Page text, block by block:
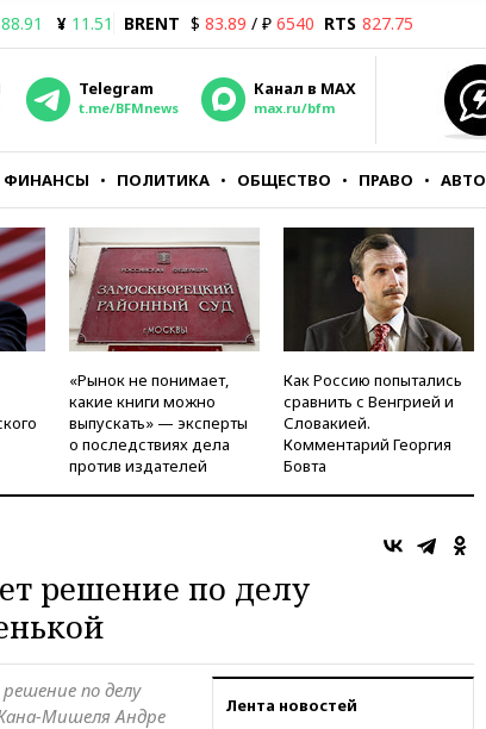
88.91 ¥ 11.51 BRENT $ 83.89 / ₽ 6540 RTS 827.75
Telegram
t.me/BFMnews
Канал в MAX
max.ru/bfm
ФИНАНСЫ ПОЛИТИКА ОБЩЕСТВО ПРАВО АВТО
«Рынок не понимает,
какие книги можно
выпускать» — эксперты
о последствиях дела
против издателей
Как Россию попытались
сравнить с Венгрией и
Словакией.
Комментарий Георгия
Бовта
решение по делу
Лента новостей
по делу
Мишеля Андре